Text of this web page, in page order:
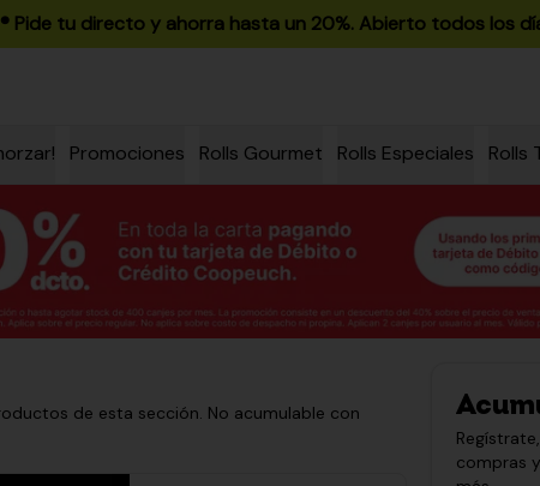
®️ Pide tu directo y ahorra hasta un 20%. Abierto todos los
Promociones Rolls Gourmet Rolls Especiales Rolls
de esta sección. No acumulable con
compras